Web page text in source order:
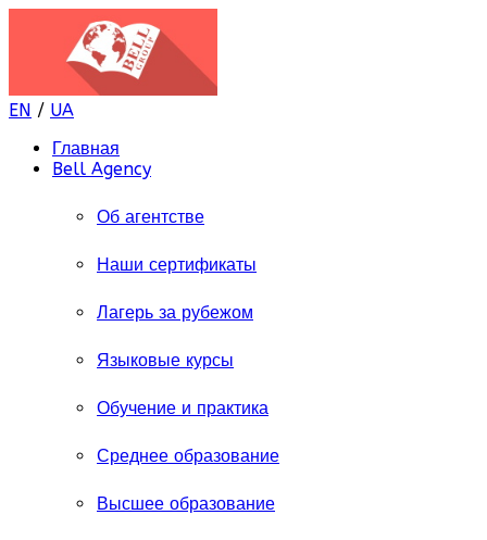
EN / UA
Главная
Bell Agency
Об агентстве
Наши сертификаты
Лагерь за рубежом
Языковые курсы
Обучение и практика
Среднее образование
Высшее образование